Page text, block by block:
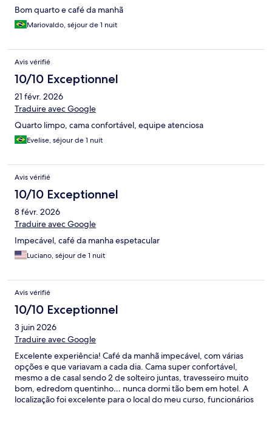
Bom quarto e café da manhã
Mariovaldo, séjour de 1 nuit
Avis vérifié
10/10 Exceptionnel
21 févr. 2026
Traduire avec Google
Quarto limpo, cama confortável, equipe atenciosa
Evelise, séjour de 1 nuit
Avis vérifié
10/10 Exceptionnel
8 févr. 2026
Traduire avec Google
Impecável, café da manha espetacular
Luciano, séjour de 1 nuit
Avis vérifié
10/10 Exceptionnel
3 juin 2026
Traduire avec Google
Excelente experiência! Café da manhã impecável, com várias
opções e que variavam a cada dia. Cama super confortável,
mesmo a de casal sendo 2 de solteiro juntas, travesseiro muito
bom, edredom quentinho… nunca dormi tão bem em hotel. A
localização foi excelente para o local do meu curso, funcionários